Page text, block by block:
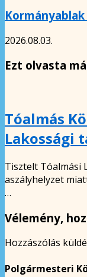
2026.08.03.
Ezt olvasta
Tóalmás
Lakossági
Tisztelt Tóalmási
aszályhelyzet
…
Vélemény,
Hozzászólás
Polgármesteri